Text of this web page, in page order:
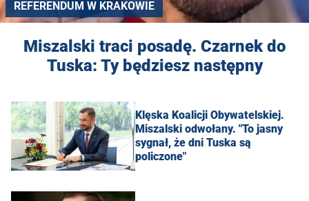
REFERENDUM W KRAKOWIE
Miszalski traci posadę. Czarnek do
Tuska: Ty będziesz następny
Klęska Koalicji Obywatelskiej.
Miszalski odwołany. "To jasny
sygnał, że dni Tuska są
policzone"